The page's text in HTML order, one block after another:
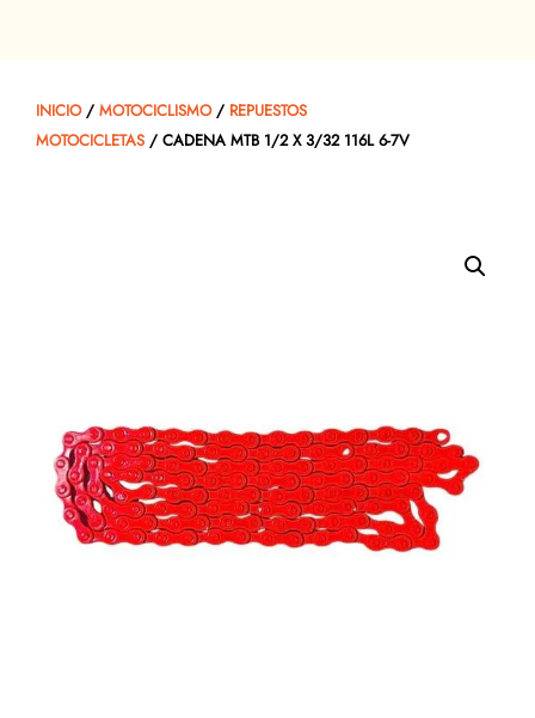
INICIO/ MOTOCICLISMO/ REPUESTOS
MOTOCICLETAS / CADENA MTB 1/2 X 3/32 116L 6-7V